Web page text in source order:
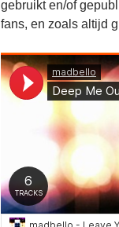
gebruikt en/of
fans, en zoals altijd